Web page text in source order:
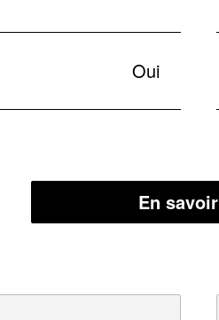
Oui
En